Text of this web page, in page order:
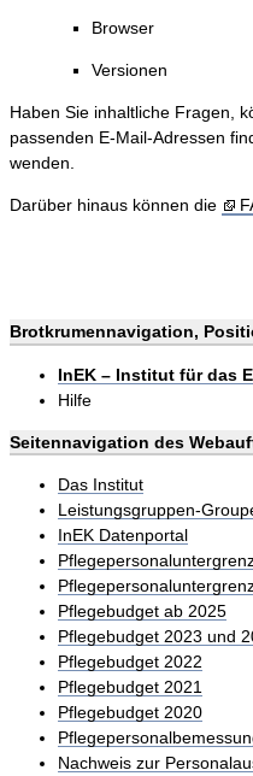
Browser
Versionen
Haben Sie inhaltliche Fragen,
passenden E-Mail-Adressen
wenden.
Darüber hinaus können die
Brotkrumennavigation,
InEK – Institut für das
Hilfe
Seitennavigation des
Das Institut
Leistungsgruppen-
InEK Datenportal
Pflegebudget ab 2025
Pflegebudget 2023 und
Pflegebudget 2022
Pflegebudget 2021
Pflegebudget 2020
Nachweis zur